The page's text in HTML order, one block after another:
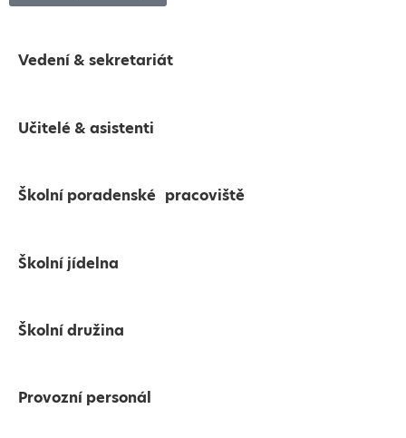
Vedení & sekretariát
Učitelé & asistenti
Školní poradenské pracoviště
Školní jídelna
Školní družina
Provozní personál